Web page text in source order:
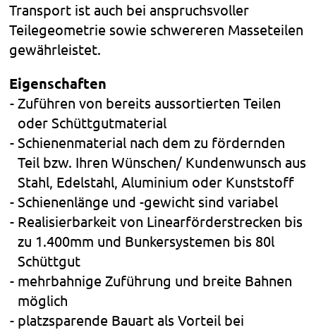
Transport ist auch bei anspruchsvoller
Teilegeometrie sowie schwereren Masseteilen
gewährleistet.
Eigenschaften
Zuführen von bereits aussortierten Teilen
oder Schüttgutmaterial
Schienenmaterial nach dem zu fördernden
Teil bzw. Ihren Wünschen/ Kundenwunsch aus
Stahl, Edelstahl, Aluminium oder Kunststoff
Schienenlänge und -gewicht sind variabel
Realisierbarkeit von Linearförderstrecken bis
zu 1.400mm und Bunkersystemen bis 80l
Schüttgut
mehrbahnige Zuführung und breite Bahnen
möglich
platzsparende Bauart als Vorteil bei